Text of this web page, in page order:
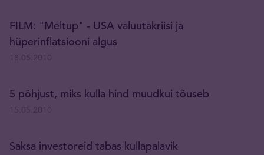
FILM: "Meltup" - USA valuutakriisi ja
hüperinflatsiooni algus
5 põhjust, miks kulla hind muudkui tõuseb
Saksa investoreid tabas kullapalavik